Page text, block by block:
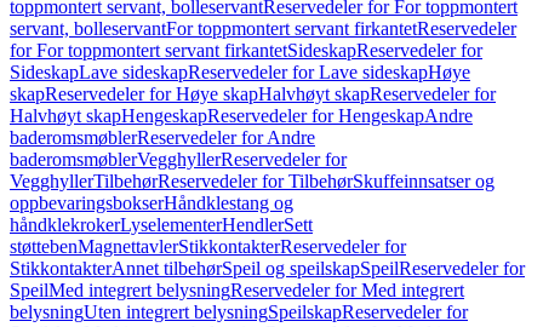
toppmontert servant, bolleservantReservedeler for For toppmontert
servant, bolleservantFor toppmontert servant firkantetReservedeler
for For toppmontert servant firkantetSideskapReservedeler for
SideskapLave sideskapReservedeler for Lave sideskapHøye
skapReservedeler for Høye skapHalvhøyt skapReservedeler for
Halvhøyt skapHengeskapReservedeler for HengeskapAndre
baderomsmøblerReservedeler for Andre
baderomsmøblerVegghyllerReservedeler for
VegghyllerTilbehørReservedeler for TilbehørSkuffeinnsatser og
oppbevaringsbokserHåndklestang og
håndklekrokerLyselementerHendlerSett
støttebenMagnettavlerStikkontakterReservedeler for
StikkontakterAnnet tilbehørSpeil og speilskapSpeilReservedeler for
SpeilMed integrert belysningReservedeler for Med integrert
belysningUten integrert belysningSpeilskapReservedeler for